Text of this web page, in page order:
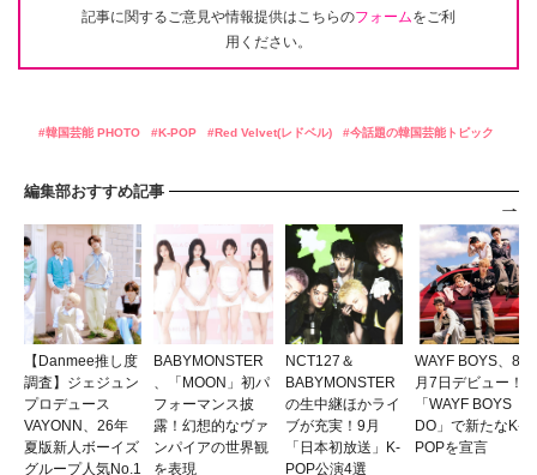
記事に関するご意見や情報提供はこちらのフォームをご利
用ください。
韓国芸能 PHOTO K-POP Red Velvet(レドベル) 今話題の韓国芸能トピック
編集部おすすめ記事
【Danmee推し度
調査】ジェジュン
プロデュース
VAYONN、26年
夏版新人ボーイズ
グループ人気No.1
BABYMONSTER
、「MOON」初パ
フォーマンス披
露！幻想的なヴァ
ンパイアの世界観
を表現
NCT127＆
BABYMONSTER
の生中継ほかライ
ブが充実！9月
「日本初放送」K-
POP公演4選
WAYF BOYS、8
月7日デビュー！
「WAYF BOYS
DO」で新たなK-
POPを宣言